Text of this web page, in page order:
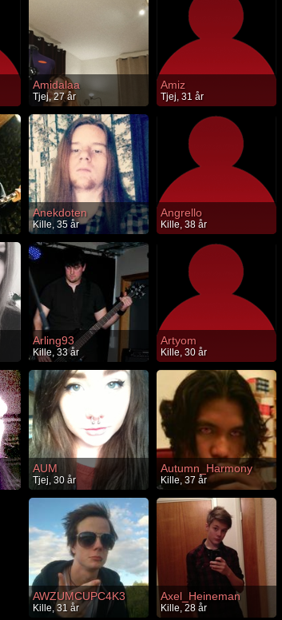
Amidalaa
Tjej, 27 år
Amiz
Tjej, 31 år
Anekdoten
Kille, 35 år
Angrello
Kille, 38 år
Arling93
Kille, 33 år
Artyom
Kille, 30 år
AUM
Tjej, 30 år
Autumn_Harmony
Kille, 37 år
AWZUMCUPC4K3
Kille, 31 år
Axel_Heineman
Kille, 28 år